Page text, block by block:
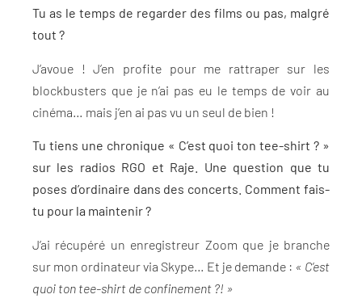
Tu as le temps de regarder des films ou pas, malgré
tout ?
J’avoue ! J’en profite pour me rattraper sur les
blockbusters que je n’ai pas eu le temps de voir au
cinéma… mais j’en ai pas vu un seul de bien !
Tu tiens une chronique « C’est quoi ton tee-shirt ? »
sur les radios RGO et Raje. Une question que tu
poses d’ordinaire dans des concerts. Comment fais-
tu pour la maintenir ?
J’ai récupéré un enregistreur Zoom que je branche
sur mon ordinateur via Skype… Et je demande : « C’est
quoi ton tee-shirt de confinement ?! »